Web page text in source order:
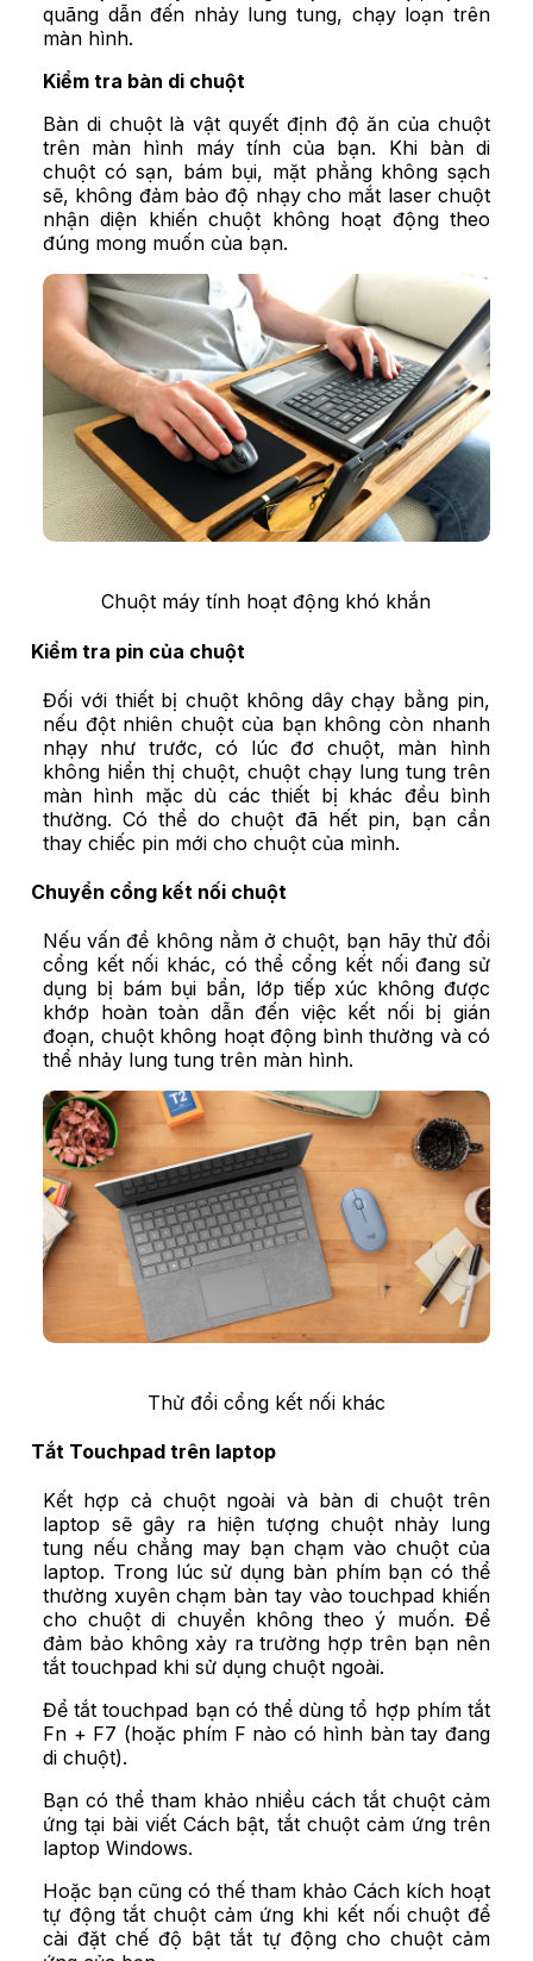
quãng dẫn đến nhảy lung tung, chạy loạn trên
màn hình.
Kiểm tra bàn di chuột
Bàn di chuột là vật quyết định độ ăn của chuột
trên màn hình máy tính của bạn. Khi bàn di
chuột có sạn, bám bụi, mặt phẳng không sạch
sẽ, không đảm bảo độ nhạy cho mắt laser chuột
nhận diện khiến chuột không hoạt động theo
đúng mong muốn của bạn.
Chuột máy tính hoạt động khó khắn
Kiểm tra pin của chuột
Đối với thiết bị chuột không dây chạy bằng pin,
nếu đột nhiên chuột của bạn không còn nhanh
nhạy như trước, có lúc đơ chuột, màn hình
không hiển thị chuột, chuột chạy lung tung trên
màn hình mặc dù các thiết bị khác đều bình
thường. Có thể do chuột đã hết pin, bạn cần
thay chiếc pin mới cho chuột của mình.
Chuyển cổng kết nối chuột
Nếu vấn đề không nằm ở chuột, bạn hãy thử đổi
cổng kết nối khác, có thể cổng kết nối đang sử
dụng bị bám bụi bẩn, lớp tiếp xúc không được
khớp hoàn toàn dẫn đến việc kết nối bị gián
đoạn, chuột không hoạt động bình thường và có
thể nhảy lung tung trên màn hình.
Thử đổi cổng kết nối khác
Tắt Touchpad trên laptop
Kết hợp cả chuột ngoài và bàn di chuột trên
laptop sẽ gây ra hiện tượng chuột nhảy lung
tung nếu chẳng may bạn chạm vào chuột của
laptop. Trong lúc sử dụng bàn phím bạn có thể
thường xuyên chạm bàn tay vào touchpad khiến
cho chuột di chuyển không theo ý muốn. Để
đảm bảo không xảy ra trường hợp trên bạn nên
tắt touchpad khi sử dụng chuột ngoài.
Để tắt touchpad bạn có thể dùng tổ hợp phím tắt
Fn + F7 (hoặc phím F nào có hình bàn tay đang
di chuột).
Bạn có thể tham khảo nhiều cách tắt chuột cảm
ứng tại bài viết Cách bật, tắt chuột cảm ứng trên
laptop Windows.
Hoặc bạn cũng có thế tham khảo Cách kích hoạt
tự động tắt chuột cảm ứng khi kết nối chuột để
cài đặt chế độ bật tắt tự động cho chuột cảm